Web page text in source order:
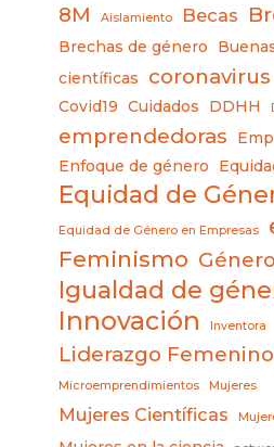
8M Aislamiento Becas
Brechas de género
científicas
coronavirus
Covid19 Cuidados DDHH
emprendedoras
Enfoque de género
Equidad de
Equidad de Género en Empresas
Feminismo Género
Igualdad de
Innovación Inventora
Liderazgo Femenino
Microemprendimientos Mujeres
Mujeres Científicas